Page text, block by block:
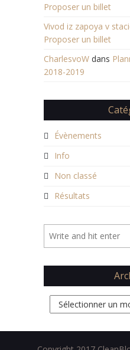
Proposer un billet
Vivod iz zapoya v
Proposer un billet
CharlesvoW dans
2018-2019
Évènements
Info
Non classé
Résultats
Archives